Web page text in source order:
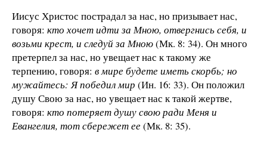
Иисус Христос пострадал за нас, но призывает нас,
говоря: кто хочет идти за Мною, отвергнись себя, и
возьми крест, и следуй за Мною(Мк. 8: 34). Он много
претерпел за нас, но увещает нас к такому же
терпению, говоря: в мире будете иметь скорбь; но
мужайтесь: Я победил мир (Ин. 16: 33). Он положил
душу Свою за нас, но увещает нас к такой жертве,
говоря: кто потеряет душу свою ради Меня и
Евангелия, тот сбережет ее(Мк. 8: 35).